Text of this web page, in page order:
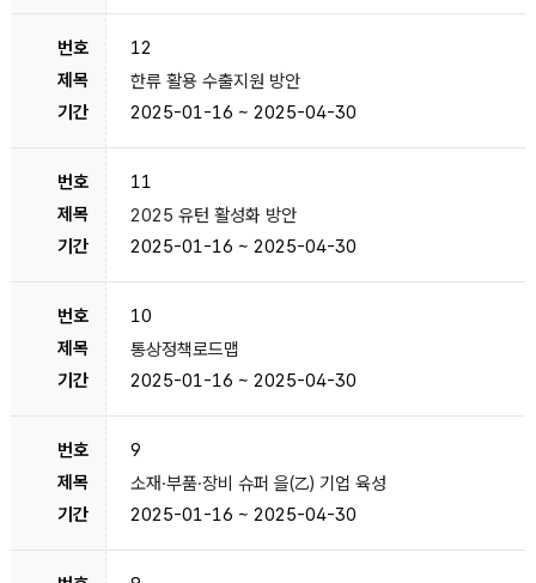
12
한류 활용 수출지원 방안
2025-01-16 ~ 2025-04-30
11
2025 유턴 활성화 방안
2025-01-16 ~ 2025-04-30
10
통상정책로드맵
2025-01-16 ~ 2025-04-30
9
소재·부품·장비 슈퍼 을(乙) 기업 육성
2025-01-16 ~ 2025-04-30